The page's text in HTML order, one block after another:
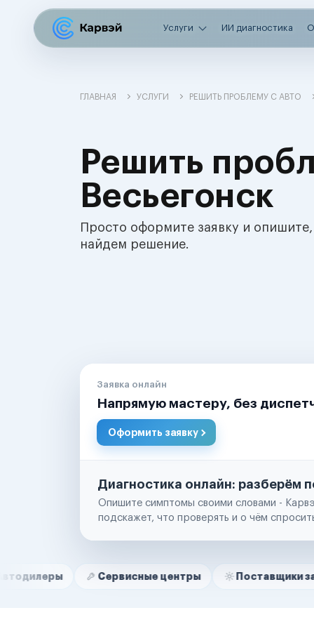
Услуги ИИ диагностика
ГЛАВНАЯ УСЛУГИ РЕШИТЬ ПРОБЛЕМУ С АВТО
Решить
Весьегонск
Просто оформите заявку и
найдем решение.
Заявка онлайн
Напрямую мастеру, без
Оформить заявку
Диагностика онлайн: разберём
Опишите симптомы своими словами -
подскажет, что проверять и о чём
Нам доверяют
Сервисные центры Поставщики запчастей
Маркетплейсы